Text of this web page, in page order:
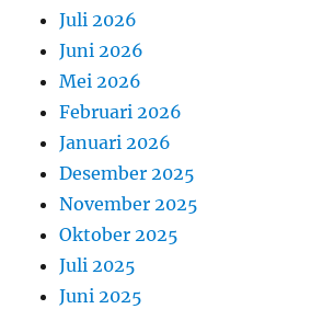
Juli 2026
Juni 2026
Mei 2026
Februari 2026
Januari 2026
Desember 2025
November 2025
Oktober 2025
Juli 2025
Juni 2025